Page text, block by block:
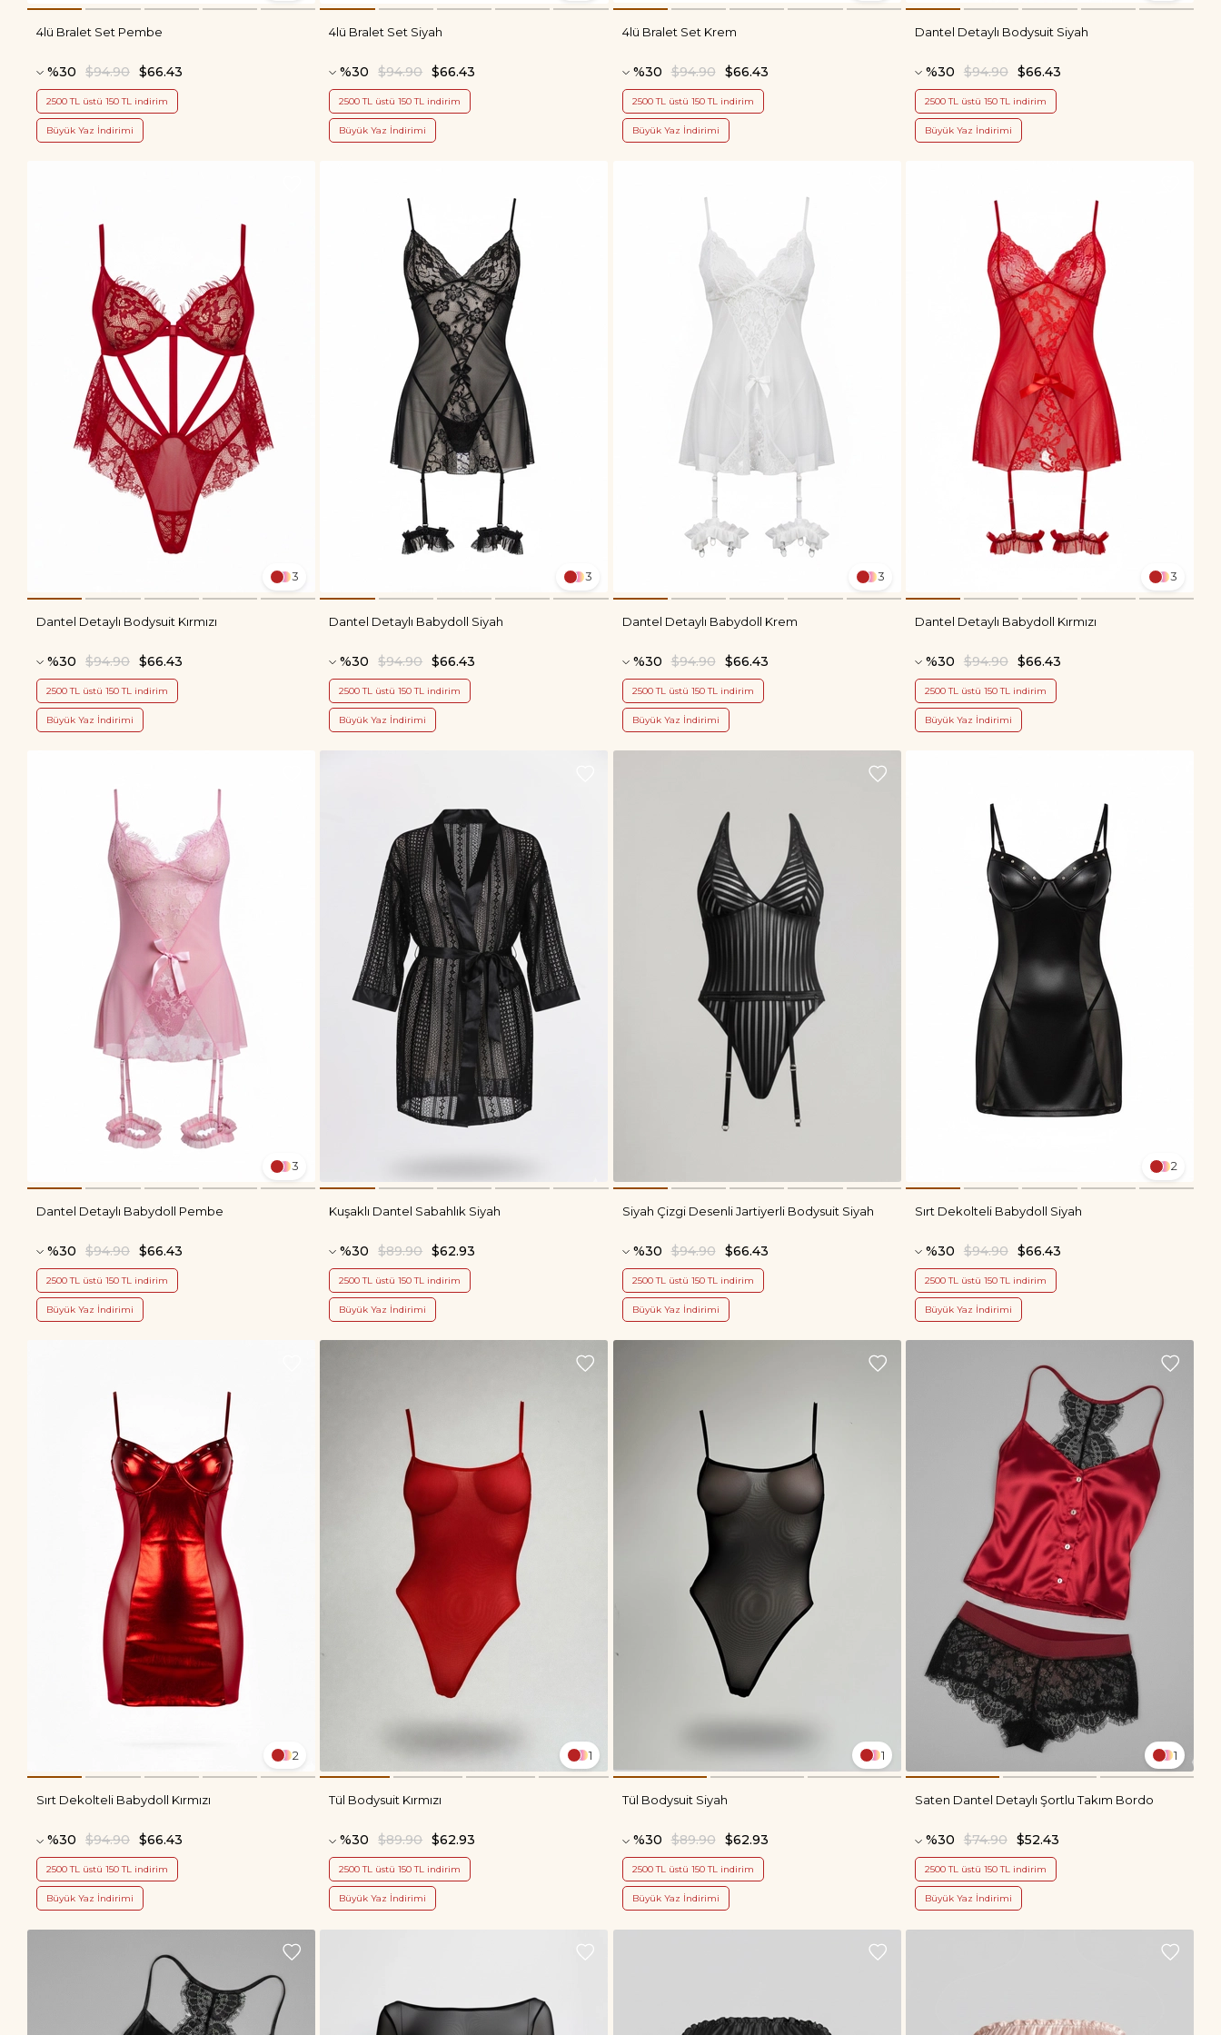
4lü Bralet Set Pembe
%30 $66.43
$94.90
2500 TL üstü 150 TL indirim
Büyük Yaz İndirimi
4lü Bralet Set Siyah
%30 $66.43
$94.90
2500 TL üstü 150 TL indirim
Büyük Yaz İndirimi
4lü Bralet Set Krem
%30 $66.43
$94.90
2500 TL üstü 150 TL indirim
Büyük Yaz İndirimi
Dantel Detaylı Bodysuit Siyah
%30 $66.43
$94.90
2500 TL üstü 150 TL indirim
Büyük Yaz İndirimi
3
Dantel Detaylı Bodysuit Kırmızı
%30 $66.43
$94.90
2500 TL üstü 150 TL indirim
Büyük Yaz İndirimi
3
Dantel Detaylı Babydoll Siyah
%30 $66.43
$94.90
2500 TL üstü 150 TL indirim
Büyük Yaz İndirimi
3
Dantel Detaylı Babydoll Krem
%30 $66.43
$94.90
2500 TL üstü 150 TL indirim
Büyük Yaz İndirimi
3
Dantel Detaylı Babydoll Kırmızı
%30 $66.43
$94.90
2500 TL üstü 150 TL indirim
Büyük Yaz İndirimi
3
Dantel Detaylı Babydoll Pembe
%30 $66.43
$94.90
2500 TL üstü 150 TL indirim
Büyük Yaz İndirimi
Kuşaklı Dantel Sabahlık Siyah
%30 $62.93
$89.90
2500 TL üstü 150 TL indirim
Büyük Yaz İndirimi
Siyah Çizgi Desenli Jartiyerli Bodysuit Siyah
%30 $66.43
$94.90
2500 TL üstü 150 TL indirim
Büyük Yaz İndirimi
2
Sırt Dekolteli Babydoll Siyah
%30 $66.43
$94.90
2500 TL üstü 150 TL indirim
Büyük Yaz İndirimi
2
Sırt Dekolteli Babydoll Kırmızı
%30 $66.43
$94.90
2500 TL üstü 150 TL indirim
Büyük Yaz İndirimi
1
Tül Bodysuit Kırmızı
%30 $62.93
$89.90
2500 TL üstü 150 TL indirim
Büyük Yaz İndirimi
1
Tül Bodysuit Siyah
%30 $62.93
$89.90
2500 TL üstü 150 TL indirim
Büyük Yaz İndirimi
1
Saten Dantel Detaylı Şortlu Takım Bordo
%30 $52.43
$74.90
2500 TL üstü 150 TL indirim
Büyük Yaz İndirimi